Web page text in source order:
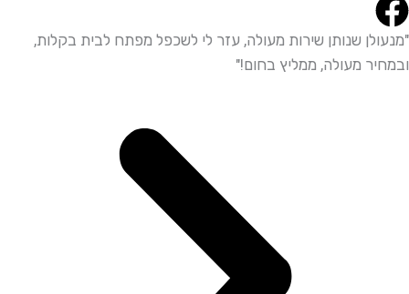
שנותן שירות מעולה, עזר לי לשכפל מפתח לבית בקלות,
מעולה, ממליץ בחום!"